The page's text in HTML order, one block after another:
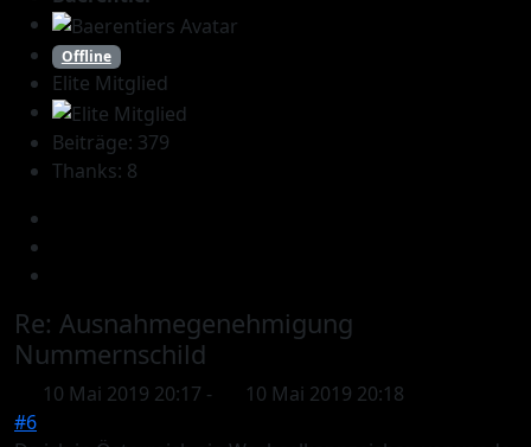
Offline
Elite Mitglied
Beiträge: 379
Thanks: 8
Re: Ausnahmegenehmigung
Nummernschild
10 Mai 2019 20:17 -
10 Mai 2019 20:18
#6